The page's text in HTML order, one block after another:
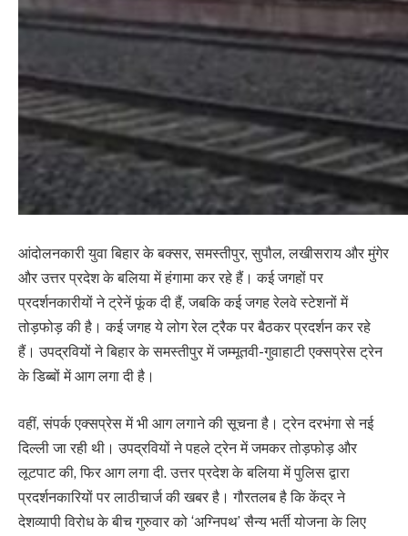
आंदोलनकारी युवा बिहार के बक्सर, समस्तीपुर, सुपौल, लखीसराय और मुंगेर
और उत्तर प्रदेश के बलिया में हंगामा कर रहे हैं। कई जगहों पर
प्रदर्शनकारीयों ने ट्रेनें फूंक दी हैं, जबकि कई जगह रेलवे स्टेशनों में
तोड़फोड़ की है। कई जगह ये लोग रेल ट्रैक पर बैठकर प्रदर्शन कर रहे
हैं। उपद्रवियों ने बिहार के समस्तीपुर में जम्मूतवी-गुवाहाटी एक्सप्रेस ट्रेन
के डिब्बों में आग लगा दी है।
वहीं, संपर्क एक्सप्रेस में भी आग लगाने की सूचना है। ट्रेन दरभंगा से नई
दिल्ली जा रही थी। उपद्रवियों ने पहले ट्रेन में जमकर तोड़फोड़ और
लूटपाट की, फिर आग लगा दी. उत्तर प्रदेश के बलिया में पुलिस द्वारा
प्रदर्शनकारियों पर लाठीचार्ज की खबर है। गौरतलब है कि केंद्र ने
देशव्यापी विरोध के बीच गुरुवार को ‘अग्निपथ’ सैन्य भर्ती योजना के लिए